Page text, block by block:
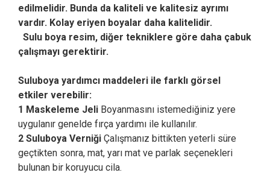
edilmelidir. Bunda da kaliteli ve kalitesiz ayrımı
vardır. Kolay eriyen boyalar daha kalitelidir.
Sulu boya resim, diğer tekniklere göre daha çabuk
çalışmayı gerektirir.
Suluboya yardımcı maddeleri ile farklı görsel
etkiler verebilir:
1 Maskeleme Jeli Boyanmasını istemediğiniz yere
uygulanır genelde fırça yardımı ile kullanılır.
2 Suluboya Verniği Çalışmanız bittikten yeterli süre
geçtikten sonra, mat, yarı mat ve parlak seçenekleri
bulunan bir koruyucu cila.